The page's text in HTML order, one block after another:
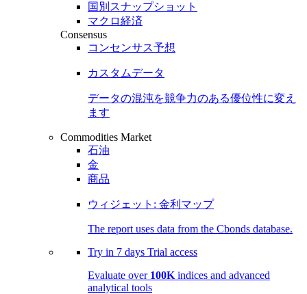
国別スナップショット
マクロ経済
Consensus
コンセンサス予想
カスタムデータ
データの混沌を競争力のある優位性に変え
ます
Commodities Market
石油
金
商品
ウィジェット: 金利マップ
The report uses data from the Cbonds database.
Try in 7 days Trial access
Evaluate over 100K indices and advanced
analytical tools